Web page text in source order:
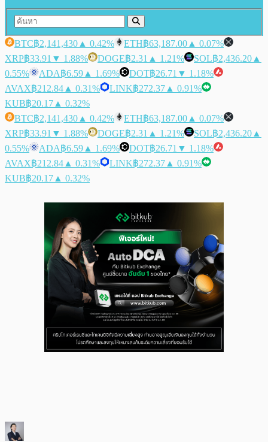
BTC฿2,141,430 ▲ 0.42% ETH฿63,187.00 ▲ 0.07%
XRP฿33.91 ▼ 1.88% DOGE฿2.31 ▲ 1.21% SOL฿2,436.20 ▲
0.55%
ADA฿6.59 ▲ 1.69% DOT฿26.71 ▼ 1.18%
AVAX฿212.84 ▲ 0.31% LINK฿272.37 ▲ 0.91%
KUB฿20.17 ▲ 0.32%
BTC฿2,141,430 ▲ 0.42% ETH฿63,187.00 ▲ 0.07%
XRP฿33.91 ▼ 1.88% DOGE฿2.31 ▲ 1.21% SOL฿2,436.20 ▲
0.55%
ADA฿6.59 ▲ 1.69% DOT฿26.71 ▼ 1.18%
AVAX฿212.84 ▲ 0.31% LINK฿272.37 ▲ 0.91%
KUB฿20.17 ▲ 0.32%